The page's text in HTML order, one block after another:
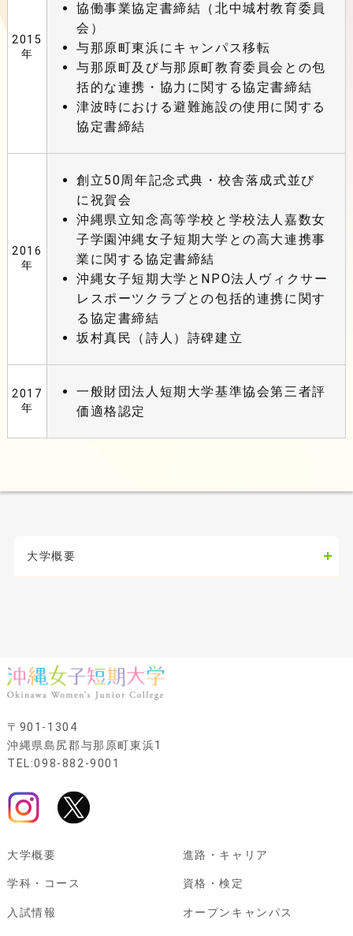
2015
年
協働事業協定書締結（北中城村教育委員
会）
与那原町東浜にキャンパス移転
与那原町及び与那原町教育委員会との包
括的な連携・協力に関する協定書締結
津波時における避難施設の使用に関する
協定書締結
2016
年
創立50周年記念式典・校舎落成式並び
に祝賀会
沖縄県立知念高等学校と学校法人嘉数女
子学園沖縄女子短期大学との高大連携事
業に関する協定書締結
沖縄女子短期大学とNPO法人ヴィクサー
レスポーツクラブとの包括的連携に関す
る協定書締結
坂村真民（詩人）詩碑建立
2017
年
一般財団法人短期大学基準協会第三者評
価適格認定
大学概要
〒901-1304
沖縄県島尻郡与那原町東浜1
TEL:098-882-9001
大学概要
学科・コース
入試情報
進路・キャリア
資格・検定
オープンキャンパス